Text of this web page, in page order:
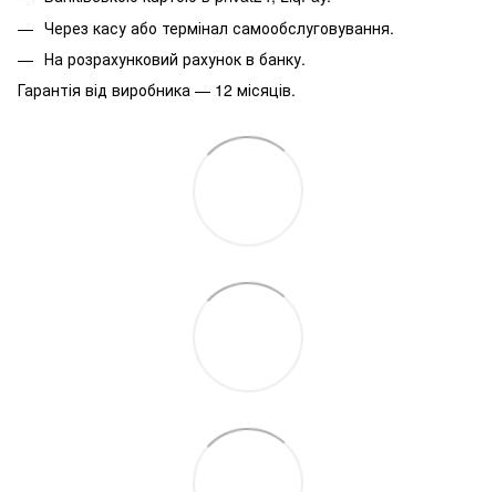
Через касу або термінал самообслуговування.
На розрахунковий рахунок в банку.
Гарантія від виробника — 12 місяців.